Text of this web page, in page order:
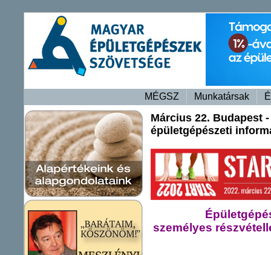
MÉGSZ Munkatársak
Március 22. Budapest -
épületgépészeti
személyes